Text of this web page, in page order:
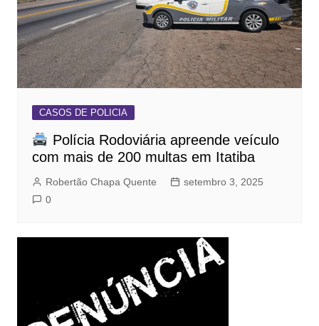
CASOS DE POLICIA
Polícia Rodoviária apreende veículo
com mais de 200 multas em Itatiba
Robertão Chapa Quente
setembro 3, 2025
0